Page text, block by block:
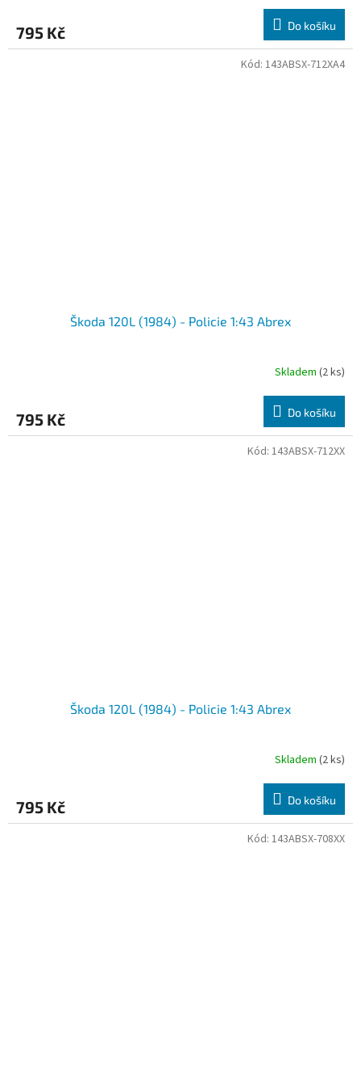
795 Kč Do košíku
Škoda 120L (1984) - Policie 1:43 Abrex
Skladem (2 ks)
795 Kč Do košíku
Kód: 143ABSX-712XA4
Škoda 120L (1984) - Policie 1:43 Abrex
Skladem (2 ks)
795 Kč Do košíku
Kód: 143ABSX-712XX
Kód: 143ABSX-708XX